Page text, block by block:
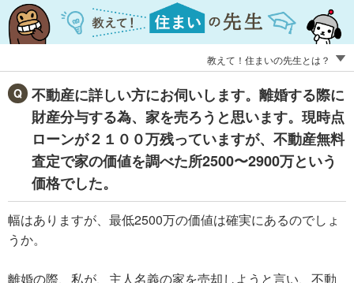
教えて！住まいの先生とは？
不動産に詳しい方にお伺いします。離婚する際に
財産分与する為、家を売ろうと思います。現時点
ローンが２１００万残っていますが、不動産無料
査定で家の価値を調べた所2500〜2900万という
価格でした。
幅はありますが、最低2500万の価値は確実にあるのでしょ
うか。
離婚の際、私が、主人名義の家を売却しようと言い、不動